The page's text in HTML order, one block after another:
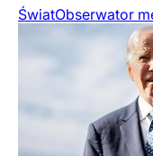
ŚwiatObserwator